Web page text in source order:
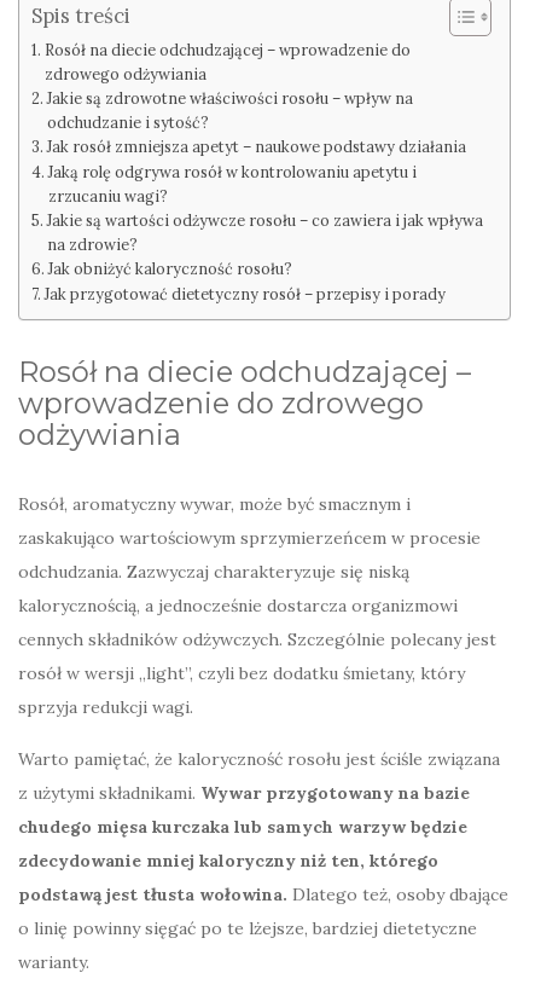
Spis treści
Rosół na diecie odchudzającej – wprowadzenie do
zdrowego odżywiania
Jakie są zdrowotne właściwości rosołu – wpływ na
odchudzanie i sytość?
Jak rosół zmniejsza apetyt – naukowe podstawy działania
Jaką rolę odgrywa rosół w kontrolowaniu apetytu i
zrzucaniu wagi?
Jakie są wartości odżywcze rosołu – co zawiera i jak wpływa
na zdrowie?
Jak obniżyć kaloryczność rosołu?
Jak przygotować dietetyczny rosół – przepisy i porady
Rosół na diecie odchudzającej –
wprowadzenie do zdrowego
odżywiania
Rosół, aromatyczny wywar, może być smacznym i
zaskakująco wartościowym sprzymierzeńcem w procesie
odchudzania. Zazwyczaj charakteryzuje się niską
kalorycznością, a jednocześnie dostarcza organizmowi
cennych składników odżywczych. Szczególnie polecany jest
rosół w wersji „light”, czyli bez dodatku śmietany, który
sprzyja redukcji wagi.
Warto pamiętać, że kaloryczność rosołu jest ściśle związana
z użytymi składnikami. Wywar przygotowany na bazie
chudego mięsa kurczaka lub samych warzyw będzie
zdecydowanie mniej kaloryczny niż ten, którego
podstawą jest tłusta wołowina. Dlatego też, osoby dbające
o linię powinny sięgać po te lżejsze, bardziej dietetyczne
warianty.